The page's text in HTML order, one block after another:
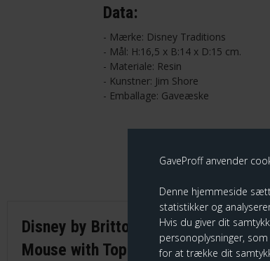
GaveProff anvender
Denne hjemmeside
statistikker og
Hvis du giver dit
personoplysninger,
for at trække dit
Data:
- Mærke: Disney Traditions
- Mål: H:16,5 x B:14 x D:15 cm.
- Materiale: Resin
- Kunstner: Jim Shore
- Emballage: Gaveæske
Disney by Britto - Mickey
Mouse with Top Hat